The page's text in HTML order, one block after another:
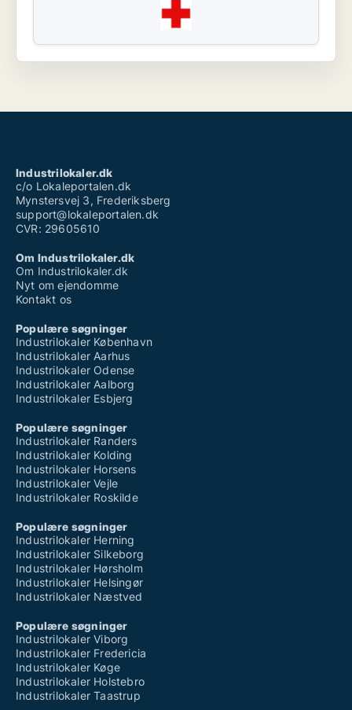
Industrilokaler.dk
c/o Lokaleportalen.dk
Mynstersvej 3, Frederiksberg
support@lokaleportalen.dk
CVR: 29605610
Om Industrilokaler.dk
Om Industrilokaler.dk
Nyt om ejendomme
Kontakt os
Populære søgninger
Industrilokaler København
Industrilokaler Aarhus
Industrilokaler Odense
Industrilokaler Aalborg
Industrilokaler Esbjerg
Populære søgninger
Industrilokaler Randers
Industrilokaler Kolding
Industrilokaler Horsens
Industrilokaler Vejle
Industrilokaler Roskilde
Populære søgninger
Industrilokaler Herning
Industrilokaler Silkeborg
Industrilokaler Hørsholm
Industrilokaler Helsingør
Industrilokaler Næstved
Populære søgninger
Industrilokaler Viborg
Industrilokaler Fredericia
Industrilokaler Køge
Industrilokaler Holstebro
Industrilokaler Taastrup